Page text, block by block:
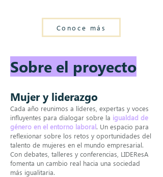
Conoce más
Sobre el proyecto
Mujer y liderazgo
Cada año reunimos a líderes, expertas y voces
influyentes para dialogar sobre la igualdad de
género en el entorno laboral. Un espacio para
reflexionar sobre los retos y oportunidades del
talento de mujeres en el mundo empresarial.
Con debates, talleres y conferencias, LIDEResA
fomenta un cambio real hacia una sociedad
más igualitaria.